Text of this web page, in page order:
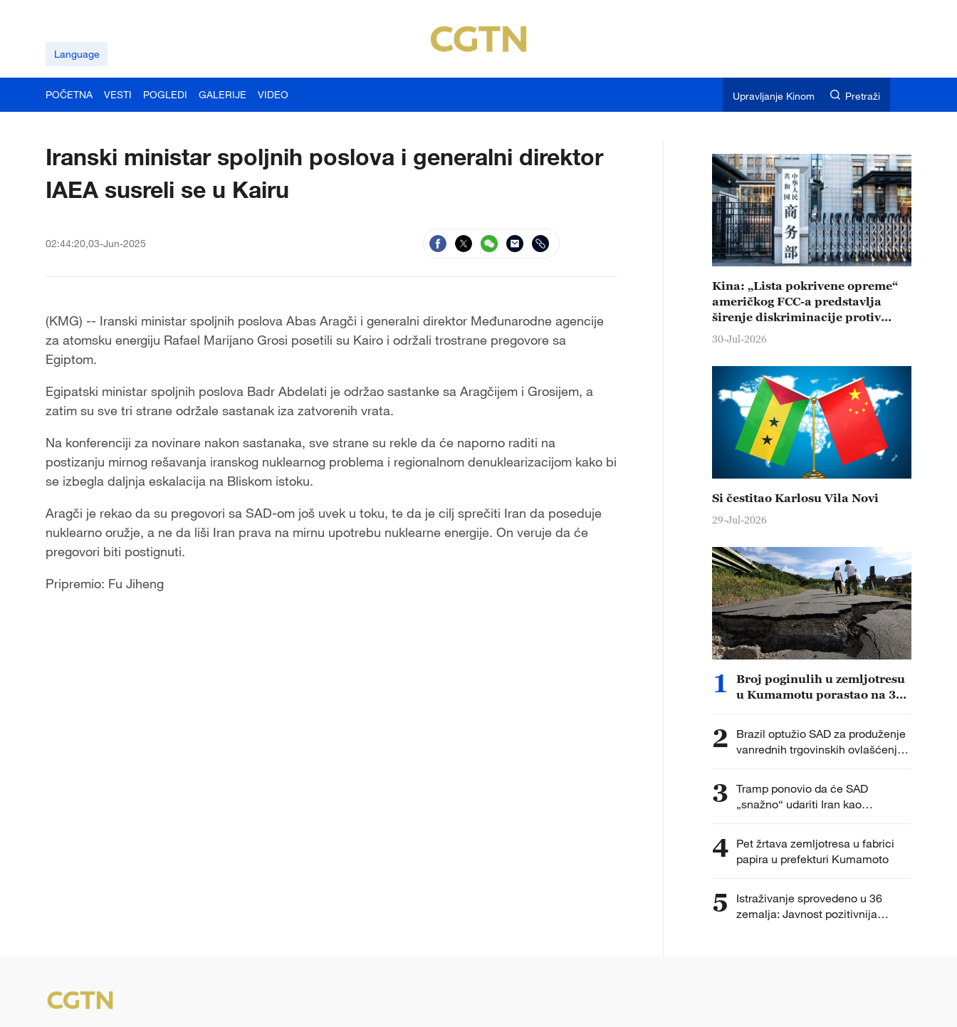
Language
POČETNA VESTI POGLEDI GALERIJE VIDEO Upravljanje Kinom Pretraži
Iranski ministar spoljnih poslova i generalni direktor
IAEA susreli se u Kairu
02:44:20,03-Jun-2025
(KMG) -- Iranski ministar spoljnih poslova Abas Aragči i generalni direktor Međunarodne agencije
za atomsku energiju Rafael Marijano Grosi posetili su Kairo i održali trostrane pregovore sa
Egiptom.
Egipatski ministar spoljnih poslova Badr Abdelati je održao sastanke sa Aragčijem i Grosijem, a
zatim su sve tri strane održale sastanak iza zatvorenih vrata.
Na konferenciji za novinare nakon sastanaka, sve strane su rekle da će naporno raditi na
postizanju mirnog rešavanja iranskog nuklearnog problema i regionalnom denuklearizacijom kako bi
se izbegla daljnja eskalacija na Bliskom istoku.
Aragči je rekao da su pregovori sa SAD-om još uvek u toku, te da je cilj sprečiti Iran da poseduje
nuklearno oružje, a ne da liši Iran prava na mirnu upotrebu nuklearne energije. On veruje da će
pregovori biti postignuti.
Pripremio: Fu Jiheng
Kina: „Lista pokrivene opreme“
američkog FCC-a predstavlja
širenje diskriminacije protiv
kineskih proizvoda
30-Jul-2026
Si čestitao Karlosu Vila Novi
29-Jul-2026
1
Broj poginulih u zemljotresu
u Kumamotu porastao na 30,
2
Brazil optužio SAD za produženje
vanrednih trgovinskih ovlašćenja
na osnovu "neosnovanih" tvrdnji
3 Tramp ponovio da će SAD
„snažno“ udariti Iran kao
odmazdu
4 Pet žrtava zemljotresa u fabrici
papira u prefekturi Kumamoto
5
Istraživanje sprovedeno u 36
zemalja: Javnost pozitivnija